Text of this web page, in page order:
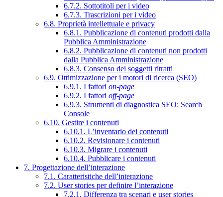
6.7.2. Sottotitoli per i video
6.7.3. Trascrizioni per i video
6.8. Proprietà intellettuale e privacy
6.8.1. Pubblicazione di contenuti prodotti dalla
Pubblica Amministrazione
6.8.2. Pubblicazione di contenuti non prodotti
dalla Pubblica Amministrazione
6.8.3. Consenso dei soggetti ritratti
6.9. Ottimizzazione per i motori di ricerca (SEO)
6.9.1. I fattori on-page
6.9.2. I fattori off-page
6.9.3. Strumenti di diagnostica SEO: Search
Console
6.10. Gestire i contenuti
6.10.1. L’inventario dei contenuti
6.10.2. Revisionare i contenuti
6.10.3. Migrare i contenuti
6.10.4. Pubblicare i contenuti
7. Progettazione dell’interazione
7.1. Caratteristiche dell’interazione
7.2. User stories per definire l’interazione
7.2.1. Differenza tra scenari e user stories